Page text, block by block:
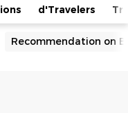
d'Travelers
Recommendation on